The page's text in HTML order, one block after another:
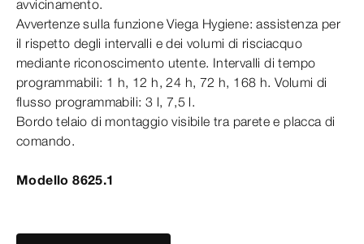
avvicinamento.
Avvertenze sulla funzione Viega Hygiene: assistenza per
il rispetto degli intervalli e dei volumi di risciacquo
mediante riconoscimento utente. Intervalli di tempo
programmabili: 1 h, 12 h, 24 h, 72 h, 168 h. Volumi di
flusso programmabili: 3 l, 7,5 l.
Bordo telaio di montaggio visibile tra parete e placca di
comando.
Modello 8625.1